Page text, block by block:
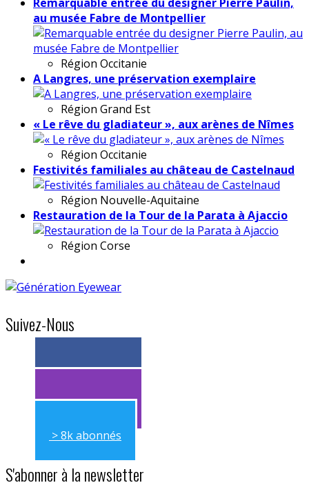
au musée Fabre de Montpellier
Région Occitanie
A Langres, une préservation exemplaire
Région Grand Est
« Le rêve du gladiateur », aux arènes de Nîmes
Région Occitanie
Festivités familiales au château de Castelnaud
Région Nouvelle-Aquitaine
Restauration de la Tour de la Parata à Ajaccio
Région Corse
Suivez-Nous
> 11k abonnés
> 11k abonnés
> 8k abonnés
S'abonner à la newsletter